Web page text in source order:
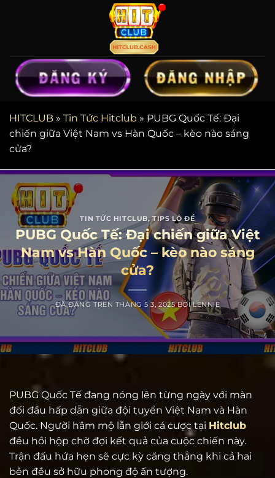
dung
HITCLUB » Tin Tức Hitclub » PUBG Quốc Tế: Đại
chiến giữa Việt Nam vs Hàn Quốc – kèo nào sáng
cửa?
TIN TỨC HITCLUB,TIPS LÔ ĐỀ
PUBG Quốc Tế: Đại chiến giữa Việt
Nam vs Hàn Quốc – kèo nào sáng
cửa?
ĐÃ ĐĂNG TRÊN THÁNG 5 3, 2025 BỞILENNIE
PUBG Quốc Tế đang nóng lên từng ngày với màn
đối đầu hấp dẫn giữa đội tuyển Việt Nam và Hàn
Quốc. Người hâm mộ lẫn giới cá cược tại Hitclub
đều hồi hộp chờ đợi kết quả của cuộc chiến này.
Trận đấu hứa hẹn sẽ cực kỳ căng thẳng khi cả hai
bên đều sở hữu phong độ ấn tượng.